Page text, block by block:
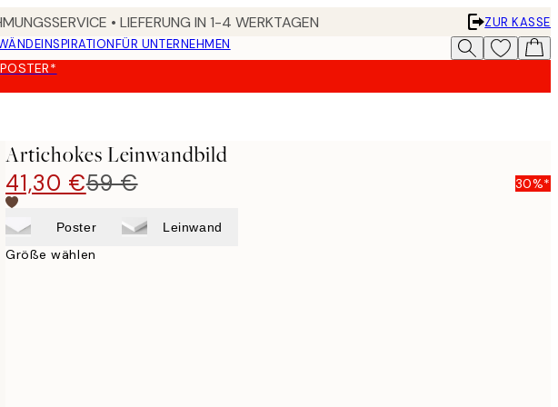
• LIEFERUNG IN 1-4 WERKTAGEN
ZUR KASSE
INSPIRATIONFÜR UNTERNEHMEN
Artichokes Leinwandbild
41,30 €59 € 30%*
Poster Leinwand
Größe wählen